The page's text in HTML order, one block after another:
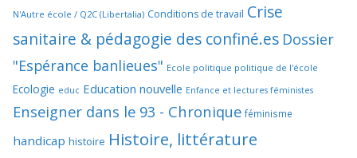
N'Autre école / Q2C (Libertalia) Conditions de travail Crise
sanitaire & pédagogie des confiné.es Dossier
"Espérance banlieues" Ecole politique politique de l'école
Ecologie educ Education nouvelle Enfance et lectures féministes
Enseigner dans le 93 - Chronique féminisme
handicap histoire Histoire, littérature